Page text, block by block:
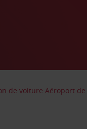
de voiture Aéroport de